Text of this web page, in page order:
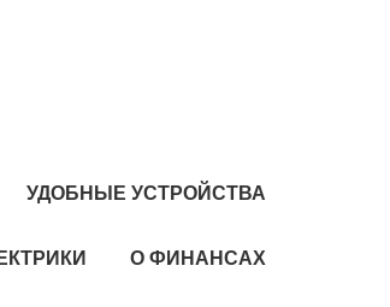
УДОБНЫЕ УСТРОЙСТВА
О ФИНАНСАХ